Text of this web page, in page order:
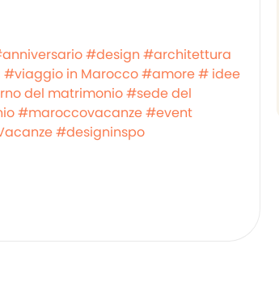
#design #architettura
#viaggio in Marocco#amore# idee
del matrimonio#sede del
#maroccovacanze#event
#designinspo